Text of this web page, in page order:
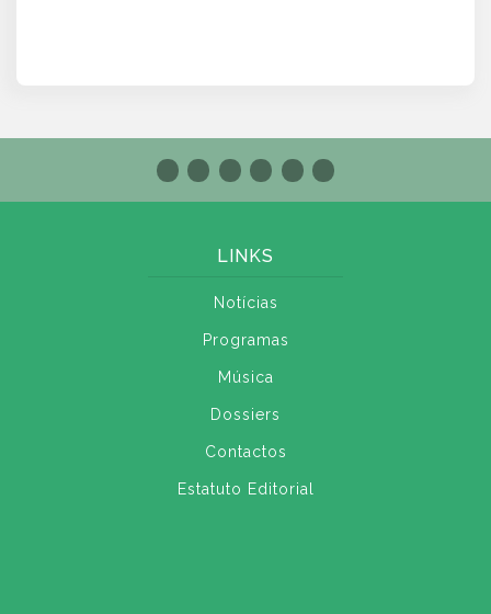
LINKS
Notícias
Programas
Música
Dossiers
Contactos
Estatuto Editorial